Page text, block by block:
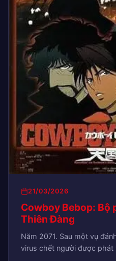
21/03/2026
Cowboy Bebop: Bộ
Thiên Đàng
Năm 2071. Sau một vụ
virus chết người được phát